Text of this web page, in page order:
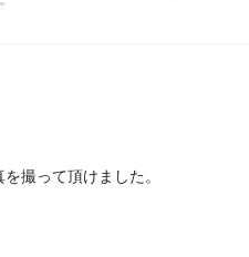
撮って頂けました。